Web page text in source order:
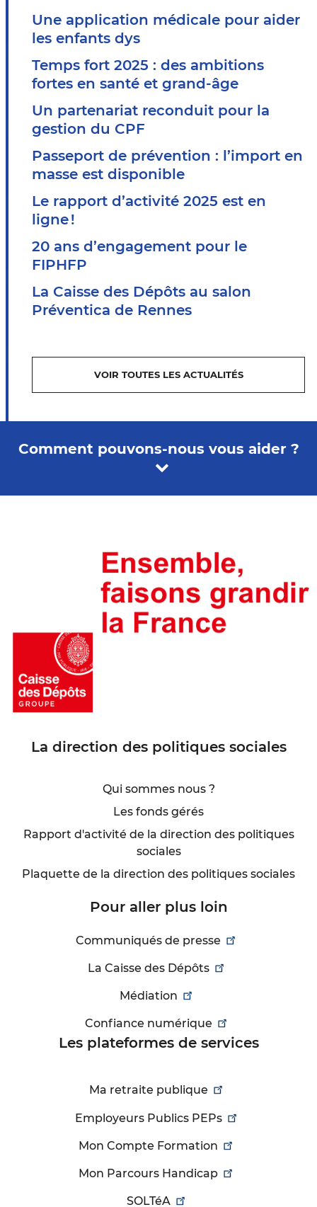
Une application médicale pour aider
les enfants dys
Temps fort 2025 : des ambitions
fortes en santé et grand-âge
Un partenariat reconduit pour la
gestion du CPF
Passeport de prévention : l’import en
masse est disponible
Le rapport d’activité 2025 est en
ligne !
20 ans d’engagement pour le
FIPHFP
La Caisse des Dépôts au salon
Préventica de Rennes
VOIR TOUTES LES ACTUALITÉS
La direction des politiques sociales
Qui sommes nous ?
Les fonds gérés
Rapport d'activité de la direction des politiques
sociales
Plaquette de la direction des politiques sociales
Pour aller plus loin
Communiqués de presse
La Caisse des Dépôts
Médiation
Confiance numérique
Les plateformes de services
Ma retraite publique
Employeurs Publics PEPs
Mon Compte Formation
Mon Parcours Handicap
SOLTéA